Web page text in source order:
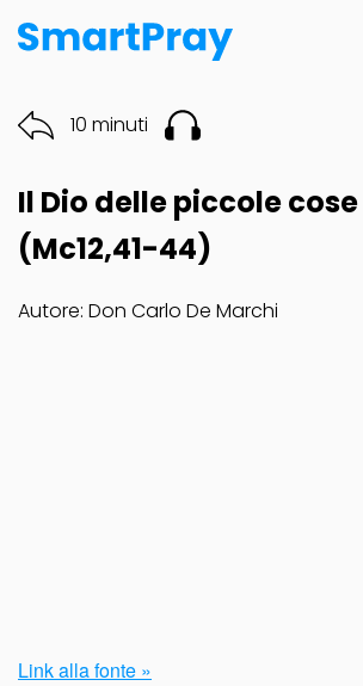
Chi siamo
Contatti
Donazione
Note Legali
10 minuti
Il Dio delle piccole
(Mc12,41-44)
Autore: Don Carlo De Marchi
Link alla fonte »